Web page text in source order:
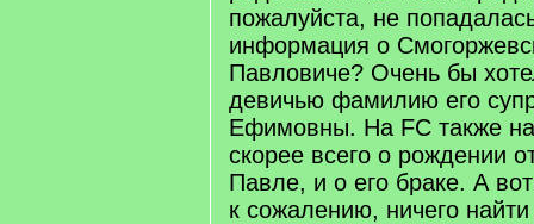
пожалуйста, не
информация о
Павловиче? Очень бы
девичью фамилию его
Ефимовны. На FC также
скорее всего о рождении
Павле, и о его браке. А
к сожалению, ничего